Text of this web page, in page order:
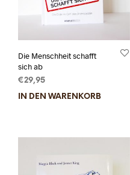
Die Menschheit schafft
sich ab
€29,95
IN DEN WARENKORB